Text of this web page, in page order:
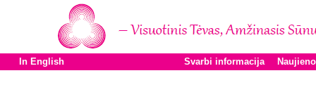
In English Svarbi informacija